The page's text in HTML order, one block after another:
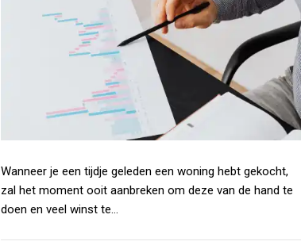
Wanneer je een tijdje geleden een woning hebt gekocht,
zal het moment ooit aanbreken om deze van de hand te
doen en veel winst te…